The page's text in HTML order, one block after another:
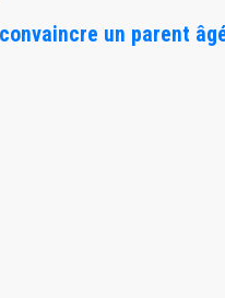
un parent